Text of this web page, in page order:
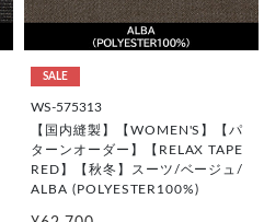
SALE
WS-575313
【国内縫製】【WOMEN'S】【パ
ターンオーダー】【RELAX TAPE
RED】【秋冬】スーツ/ベージュ/
ALBA (POLYESTER100%)